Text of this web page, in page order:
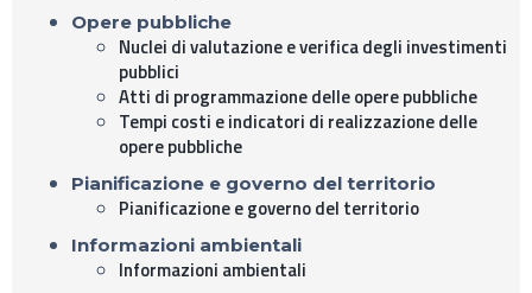
Opere pubbliche
Nuclei di valutazione e verifica degli investimenti
pubblici
Atti di programmazione delle opere pubbliche
Tempi costi e indicatori di realizzazione delle
opere pubbliche
Pianificazione e governo del territorio
Pianificazione e governo del territorio
Informazioni ambientali
Informazioni ambientali